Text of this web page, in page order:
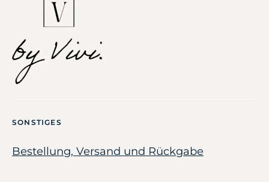
SONSTIGES
Bestellung, Versand und Rückgabe